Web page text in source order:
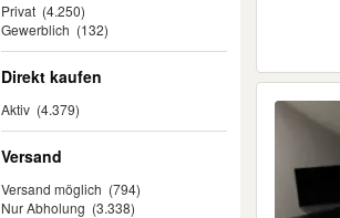
Privat (4.250)
Gewerblich (132)
Direkt kaufen
Aktiv (4.379)
Versand
Versand möglich (794)
Nur Abholung (3.338)